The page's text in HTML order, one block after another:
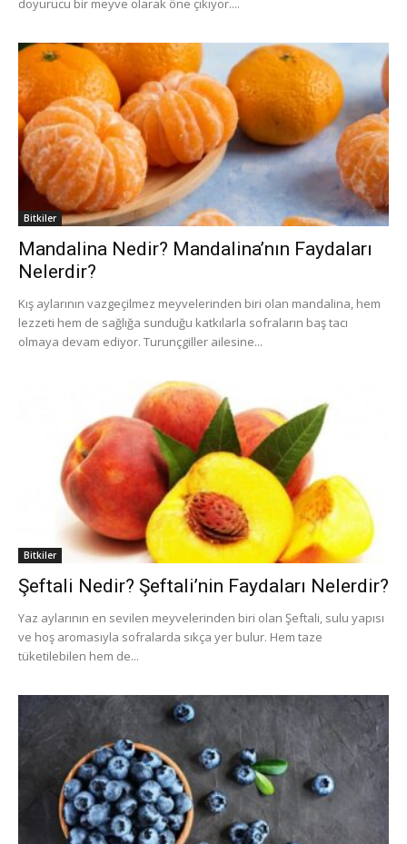
doyurucu bir meyve olarak öne çıkıyor....
Bitkiler
Mandalina Nedir? Mandalina’nın Faydaları
Nelerdir?
Kış aylarının vazgeçilmez meyvelerinden biri olan mandalina, hem
lezzeti hem de sağlığa sunduğu katkılarla sofraların baş tacı
olmaya devam ediyor. Turunçgiller ailesine...
Bitkiler
Şeftali Nedir? Şeftali’nin Faydaları Nelerdir?
Yaz aylarının en sevilen meyvelerinden biri olan Şeftali, sulu yapısı
ve hoş aromasıyla sofralarda sıkça yer bulur. Hem taze
tüketilebilen hem de...